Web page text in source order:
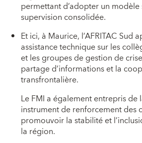
permettant d’adopter un
supervision consolidée.
Et ici, à Maurice, l’AFRITAC Sud
assistance technique sur les
et les groupes de gestion de
partage d’informations et la
transfrontalière.
Le FMI a également entrepris de
instrument de renforcement des
promouvoir la stabilité et
la région.